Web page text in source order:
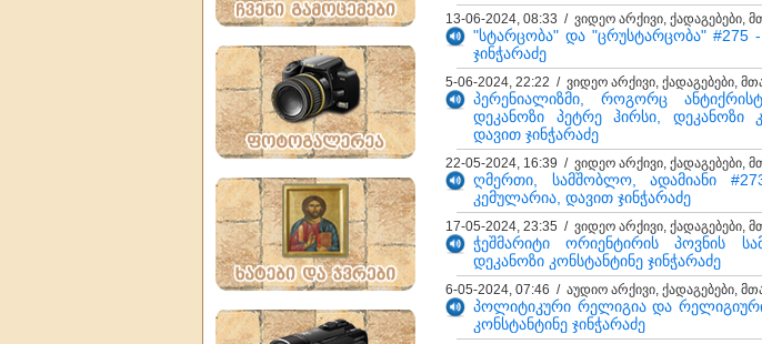
13-06-2024, 08:33 / ვიდეო არქივი, ქადაგებები,
"სტარცობა" და "ცრუსტარცობა" #275 -
ჯინჭარაძე
5-06-2024, 22:22 / ვიდეო არქივი, ქადაგებები,
პერენიალიზმი, როგორც
დეკანოზი პეტრე ჰირსი, დეკანოზი
დავით ჯინჭარაძე
22-05-2024, 16:39 / ვიდეო არქივი, ქადაგებები,
ღმერთი, სამშობლო, ადამიანი
კემულარია, დავით ჯინჭარაძე
17-05-2024, 23:35 / ვიდეო არქივი, ქადაგებები,
ჭეშმარიტი ორიენტირის პოვნის
დეკანოზი კონსტანტინე ჯინჭარაძე
6-05-2024, 07:46 / აუდიო არქივი, ქადაგებები,
პოლიტიკური რელიგია და
კონსტანტინე ჯინჭარაძე